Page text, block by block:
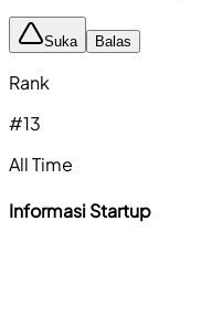
Suka Balas
Rank
#13
All Time
Informasi Startup